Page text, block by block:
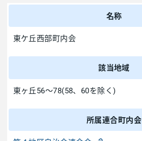
名称
東ケ丘西部町内会
該当地域
東ヶ丘56～78(58、60を除く)
所属連合町内会